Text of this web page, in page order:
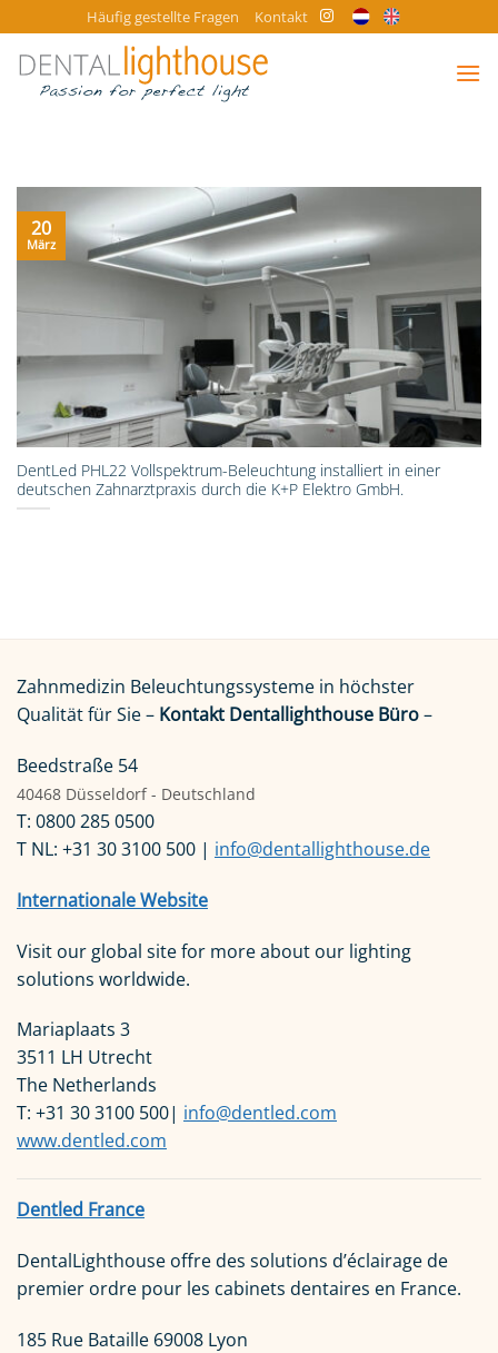
Inhalt
springen
Häufig gestellte Fragen Kontakt
DentLed PHL22 Vollspektrum-Beleuchtung installiert in einer
deutschen Zahnarztpraxis durch die K+P Elektro GmbH.
20
März
Zahnmedizin Beleuchtungssysteme in höchster
Qualität für Sie – Kontakt Dentallighthouse Büro–
Beedstraße 54
40468 Düsseldorf - Deutschland
T: 0800 285 0500
T NL: +31 30 3100 500 | info@dentallighthouse.de
Internationale Website
Visit our global site for more about our lighting
solutions worldwide.
Mariaplaats 3
3511 LH Utrecht
The Netherlands
T: +31 30 3100 500| info@dentled.com
www.dentled.com
Dentled France
DentalLighthouse offre des solutions d’éclairage de
premier ordre pour les cabinets dentaires en France.
185 Rue Bataille 69008 Lyon